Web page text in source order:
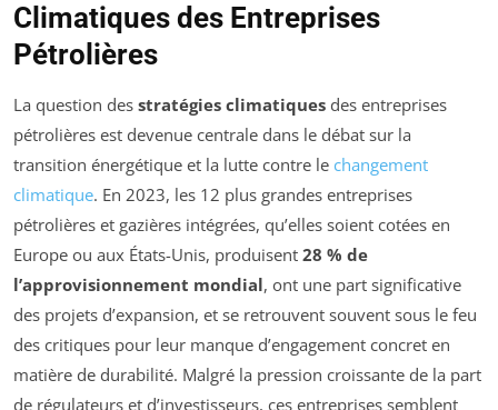
Climatiques des Entreprises
Pétrolières
La question des stratégies climatiques des entreprises
pétrolières est devenue centrale dans le débat sur la
transition énergétique et la lutte contre le changement
climatique. En 2023, les 12 plus grandes entreprises
pétrolières et gazières intégrées, qu’elles soient cotées en
Europe ou aux États-Unis, produisent 28 % de
l’approvisionnement mondial, ont une part significative
des projets d’expansion, et se retrouvent souvent sous le feu
des critiques pour leur manque d’engagement concret en
matière de durabilité. Malgré la pression croissante de la part
de régulateurs et d’investisseurs, ces entreprises semblent